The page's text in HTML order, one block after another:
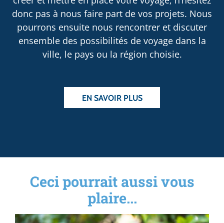
donc pas à nous faire part de vos projets. Nous
pourrons ensuite nous rencontrer et discuter
ensemble des possibilités de voyage dans la
ville, le pays ou la région choisie.
EN SAVOIR PLUS
Ceci pourrait aussi vous
plaire...